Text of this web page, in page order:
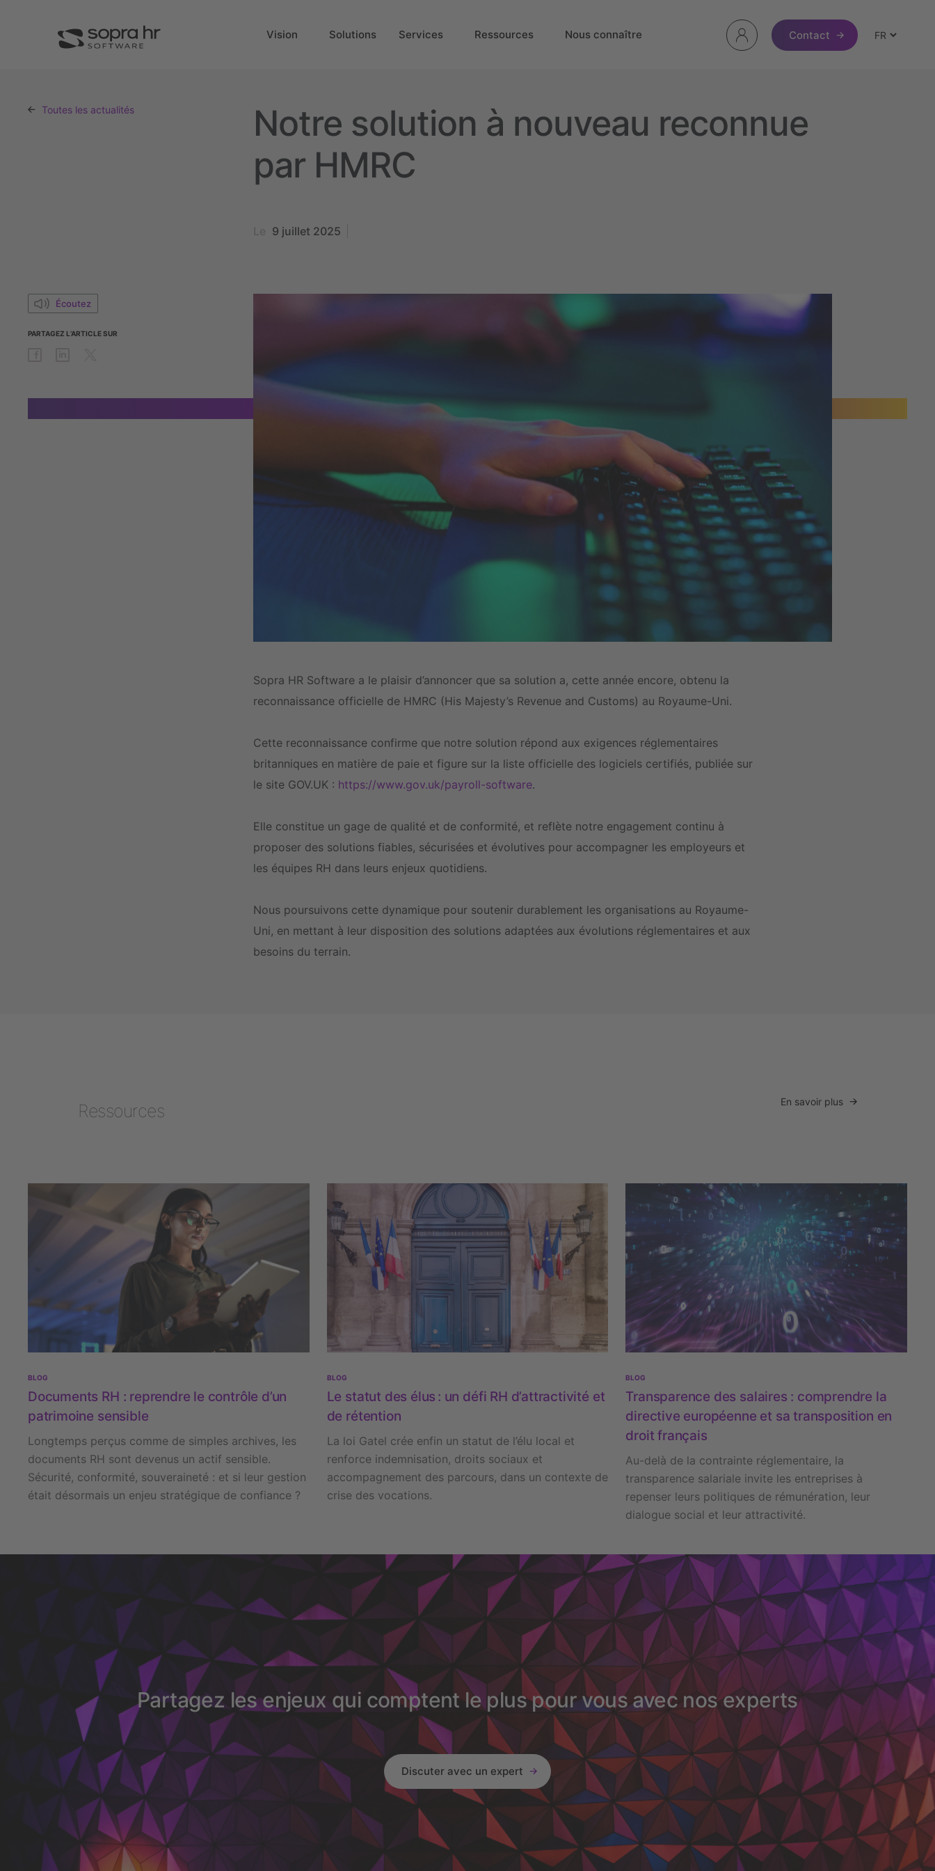
Vision Solutions Services Ressources Nous connaître Contact
Toutes les actualités
Notre solution à nouveau reconnue
par HMRC
9 juillet 2025
Écoutez
PARTAGEZ L’ARTICLESUR
Sopra HR Software a le plaisir d’annoncer que sa solution a, cette année encore, obtenu la
reconnaissance officielle de HMRC (His Majesty’s Revenue and Customs) au Royaume-Uni.
Cette reconnaissance confirme que notre solution répond aux exigences réglementaires
britanniques en matière de paie et figure sur la liste officielle des logiciels certifiés, publiée sur
le site GOV.UK : https://www.gov.uk/payroll-software.
Elle constitue un gage de qualité et de conformité, et reflète notre engagement continu à
proposer des solutions fiables, sécurisées et évolutives pour accompagner les employeurs et
les équipes RH dans leurs enjeux quotidiens.
Nous poursuivons cette dynamique pour soutenir durablement les organisations au Royaume-
Uni, en mettant à leur disposition des solutions adaptées aux évolutions réglementaires et aux
besoins du terrain.
Ressources En savoir plus
BLOG
Documents RH : reprendre le contrôle d’un
patrimoine sensible
Longtemps perçus comme de simples archives, les
documents RH sont devenus un actif sensible.
Sécurité, conformité, souveraineté : et si leur gestion
était désormais un enjeu stratégique de confiance ?
BLOG
Le statut des élus : un défi RH d’attractivité et
de rétention
La loi Gatel crée enfin un statut de l’élu local et
renforce indemnisation, droits sociaux et
accompagnement des parcours, dans un contexte de
crise des vocations.
BLOG
Transparence des salaires : comprendre la
directive européenne et sa transposition en
droit français
Au-delà de la contrainte réglementaire, la
transparence salariale invite les entreprises à
repenser leurs politiques de rémunération, leur
dialogue social et leur attractivité.
Partagez les enjeux qui comptent le plus pour vous avec nos experts
Discuter avec un expert